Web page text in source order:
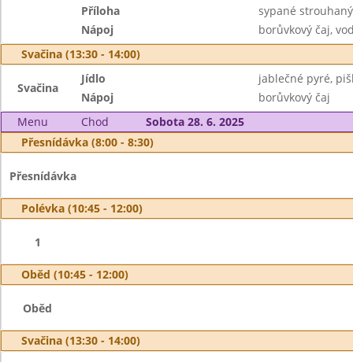
Příloha
sypané
Nápoj
borůvkový čaj,
Svačina (13:30 - 14:00)
Svačina
Jídlo
jablečné pyré,
Nápoj
borůvkový čaj
Menu
Chod
Sobota 28. 6. 2025
Přesnídávka (8:00 - 8:30)
Přesnídávka
Polévka (10:45 - 12:00)
1
Oběd (10:45 - 12:00)
Oběd
Svačina (13:30 - 14:00)